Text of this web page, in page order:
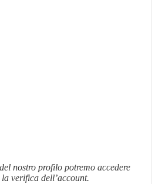
nostro profilo potremo accedere
verifica dell’account.